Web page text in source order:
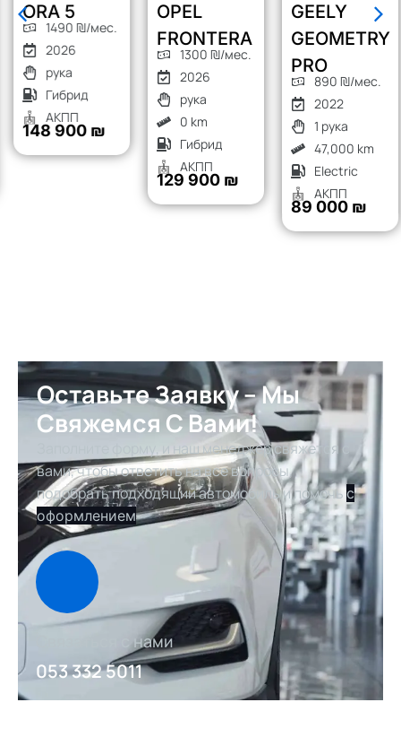
ORA 5
1490 ₪/мес.
2026
рука
Гибрид
АКПП
148 900 ₪
OPEL
FRONTERA
1300 ₪/мес.
2026
рука
0 km
Гибрид
АКПП
129 900 ₪
GEELY
GEOMETRY
PRO
890 ₪/мес.
2022
1 рука
47,000 km
Electric
АКПП
89 000 ₪
Оставьте Заявку – Мы
Свяжемся С Вами!
Заполните форму, и наш менеджер свяжется с
вами, чтобы ответить на все вопросы,
подобрать подходящий автомобиль и помочьс
оформлением
Связаться с нами
053 332 5011